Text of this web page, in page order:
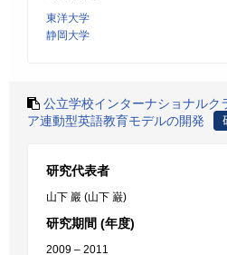
東洋大学
静岡大学
公立学校インターナショナルク
ア連動型英語教育モデルの開発
研究代表者
山下 巖 (山下 巌)
研究期間 (年度)
2009 – 2011